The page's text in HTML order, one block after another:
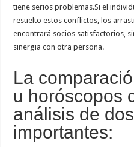
tiene serios problemas.Si el
resuelto estos conflictos, los
encontrará socios satisfactorios,
sinergia con otra persona.
La
u horóscopos
análisis de
importantes: